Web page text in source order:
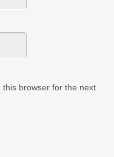
browser for the next